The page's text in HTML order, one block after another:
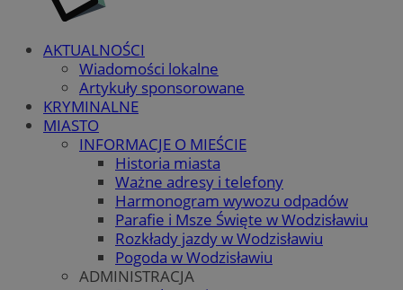
AKTUALNOŚCI
Wiadomości lokalne
Artykuły sponsorowane
KRYMINALNE
MIASTO
INFORMACJE O MIEŚCIE
Historia miasta
Ważne adresy i telefony
Harmonogram wywozu odpadów
Parafie i Msze Święte w Wodzisławiu
Rozkłady jazdy w Wodzisławiu
Pogoda w Wodzisławiu
ADMINISTRACJA